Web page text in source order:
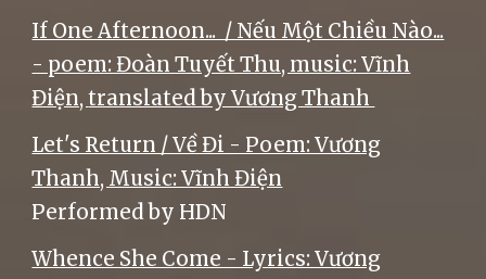
If One Afternoon... / Nếu Một Chiều Nào...
- poem: Đoàn Tuyết Thu, music: Vĩnh
Điện,translated by Vương Thanh
Let's Return / Về Đi - Poem: Vương
Thanh, Music: Vĩnh Điện
Performed by HDN
Whence She Come - Lyrics: Vương